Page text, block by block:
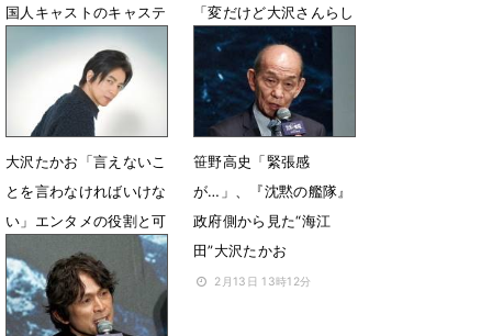
国人キャストのキャステ
ィング秘話
2月16日 10時03分
「変だけど大沢さんらし
い」
2月15日 20時32分
大沢たかお「言えないこ
とを言わなければいけな
い」エンタメの役割と可
2月15日 18時00分
笹野高史「緊張感
が…」、『沈黙の艦隊』
政府側から見た“海江
田”大沢たかお
2月13日 13時12分